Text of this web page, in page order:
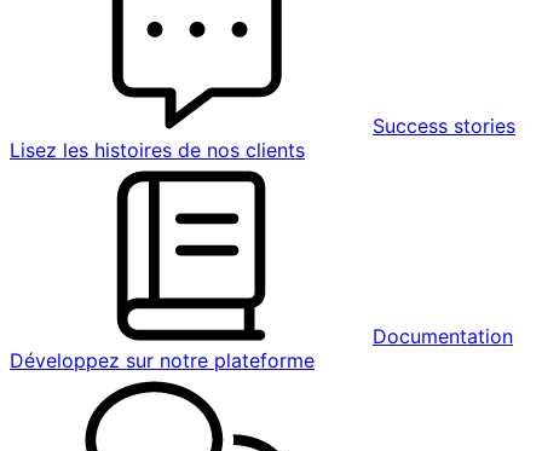
Success stories
Lisez les histoires de nos clients
Documentation
Développez sur notre plateforme